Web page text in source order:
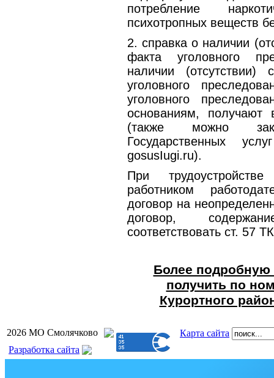
потребление
психотропных веществ
2. справка о наличии
факта уголовного
наличии
уголовного
уголовного
основаниям, получают
(также можно
Государственных
gosusIugi.ru).
При
работником
договор на
договор,
соответствовать ст. 57
Более
получить по
Курортного
2026 МО Смолячково
Карта сайта
Разработка сайта